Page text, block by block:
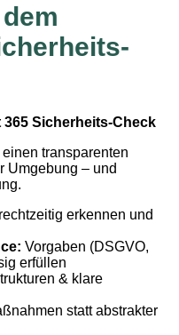
365 Sicherheits-Check
transparenten
Umgebung – und
erkennen und
Vorgaben (DSGVO,
erfüllen
& klare
statt abstrakter